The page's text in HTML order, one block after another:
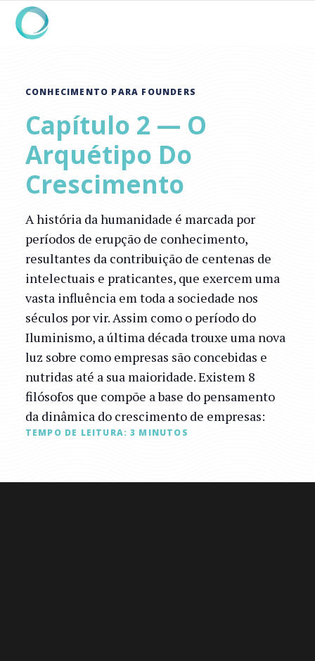
CONHECIMENTO PARA FOUNDERS
Capítulo 2 — O
Arquétipo Do
Crescimento
A história da humanidade é marcada por
períodos de erupção de conhecimento,
resultantes da contribuição de centenas de
intelectuais e praticantes, que exercem uma
vasta influência em toda a sociedade nos
séculos por vir. Assim como o período do
Iluminismo, a última década trouxe uma nova
luz sobre como empresas são concebidas e
nutridas até a sua maioridade. Existem 8
filósofos que compõe a base do pensamento
da dinâmica do crescimento de empresas:
TEMPO DE LEITURA: 3 MINUTOS